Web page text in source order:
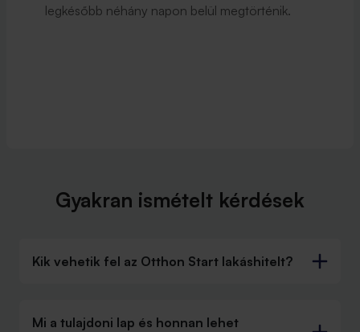
legkésőbb néhány napon belül megtörténik.
Gyakran ismételt kérdések
Kik vehetik fel az Otthon Start lakáshitelt?
Mi a tulajdoni lap és honnan lehet